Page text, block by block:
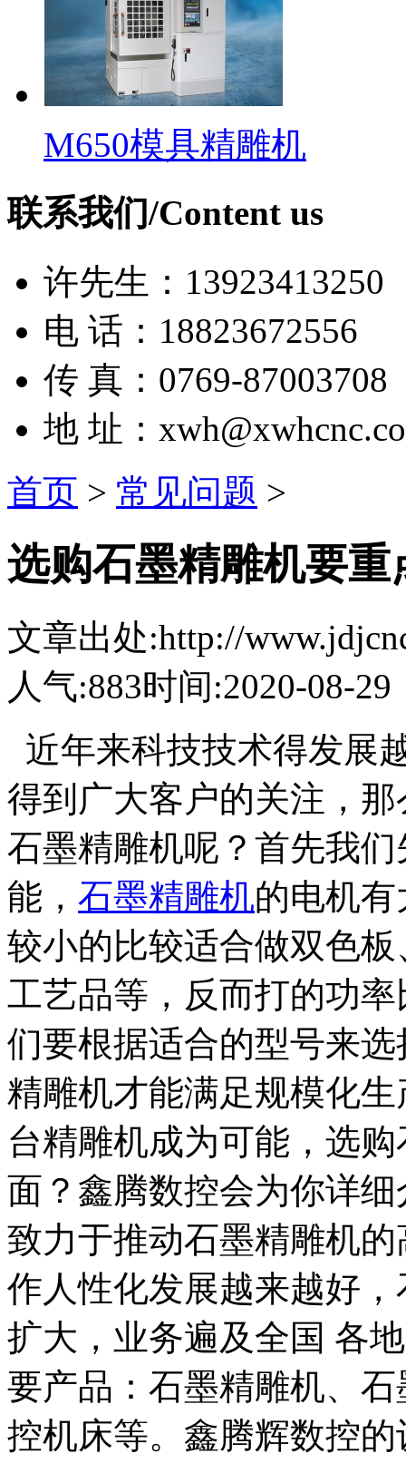
M650模具精雕机
联系我们/Content us
许先生：13923413250
电 话：18823672556
传 真：0769-87003708
地 址：
首页 > 常见问题 >
选购石墨精雕机要
文章出处:http://
人气:883时间:2020-08-29
近年来科技技术得发展
得到广大客户的关注，
石墨精雕机呢？首先我
能， 石墨精雕机的电机
较小的比较适合做双色
工艺品等，反而打的功
们要根据适合的型号来
精雕机才能满足规模化
台精雕机成为可能，选
面？鑫腾数控会为你详
致力于推动石墨精雕机
作人性化发展越来越好
扩大，业务遍及全国 各
要产品：石墨精雕机、
控机床等。鑫腾辉数控